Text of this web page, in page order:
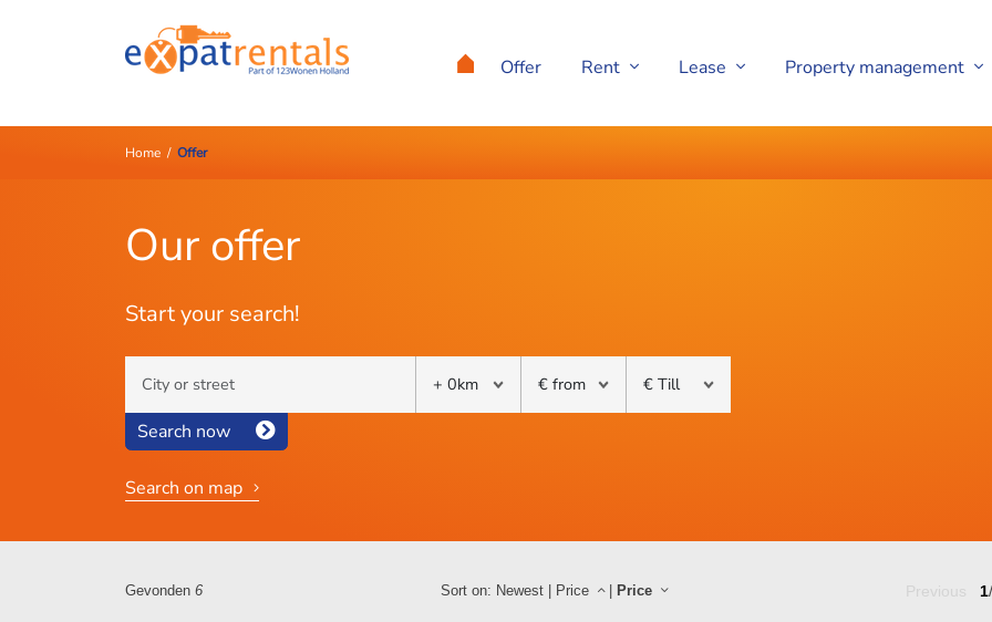
Offer Rent Lease Property management
Home/ Offer
Our offer
Start your search!
Search now
Search on map
Gevonden 6 Sort on: Newest| Price | Price 1